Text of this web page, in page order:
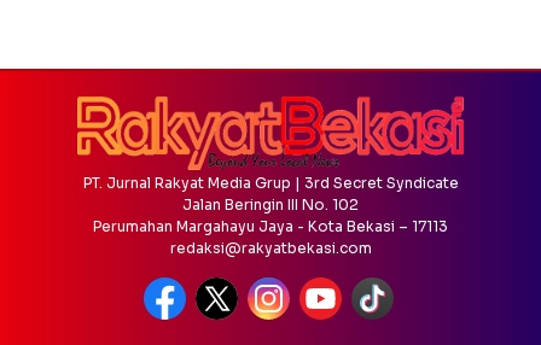
PT. Jurnal Rakyat Media Grup | 3rd Secret Syndicate
Jalan Beringin III No. 102
Perumahan Margahayu Jaya - Kota Bekasi – 17113
redaksi@rakyatbekasi.com